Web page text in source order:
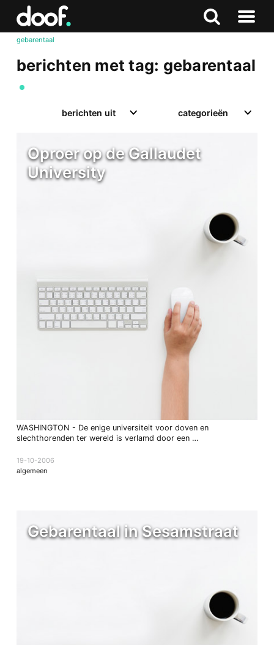
Zoeken
Naar
gebarentaal
berichten met tag: gebarentaal
berichten uit categorieën
Oproer op de Gallaudet
University
WASHINGTON - De enige universiteit voor doven en
slechthorenden ter wereld is verlamd door een …
19-10-2006
algemeen
Gebarentaal in Sesamstraat
Doof.nl
Zoeken